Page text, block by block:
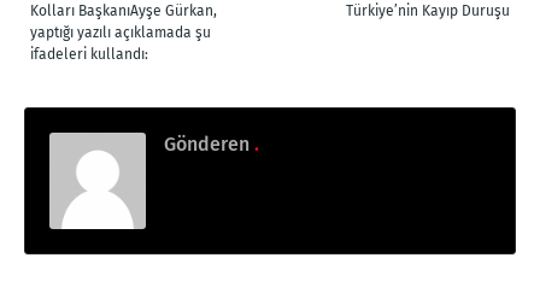
Türkiye’nin Kayıp Duruşu
Kolları BaşkanıAyşe Gürkan,
yaptığı yazılı açıklamada şu
ifadeleri kullandı:
Gönderen .